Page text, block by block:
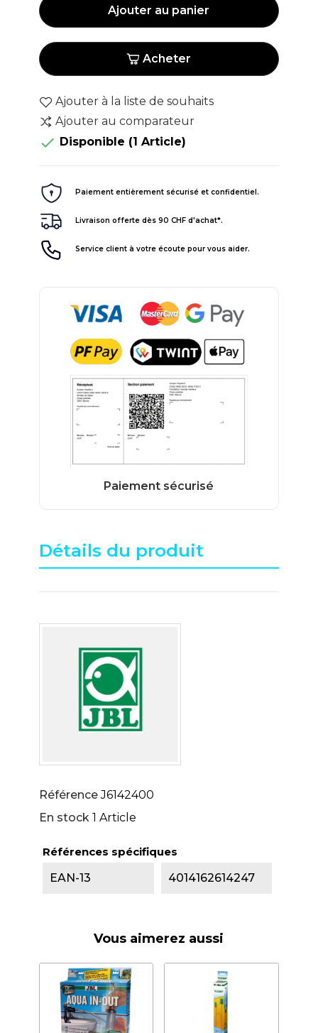
Ajouter au panier
Acheter
Ajouter à la liste de souhaits
Ajouter au comparateur
 Disponible (1 Article)
Paiement entièrement sécurisé et confidentiel.
Livraison offerte dès 90 CHF d'achat*.
Service client à votre écoute pour vous aider.
Détails du produit
Référence J6142400
En stock 1 Article
Références spécifiques
EAN-13
4014162614247
Vous aimerez aussi